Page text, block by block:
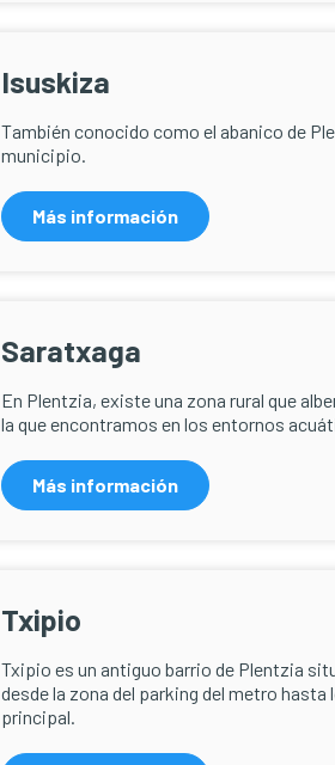
Isuskiza
También conocido como el abanico de
municipio.
Más información
Saratxaga
En Plentzia, existe una zona rural que
la que encontramos en los entornos
Más información
Txipio
Txipio es un antiguo barrio de Plentzia
desde la zona del parking del metro
principal.